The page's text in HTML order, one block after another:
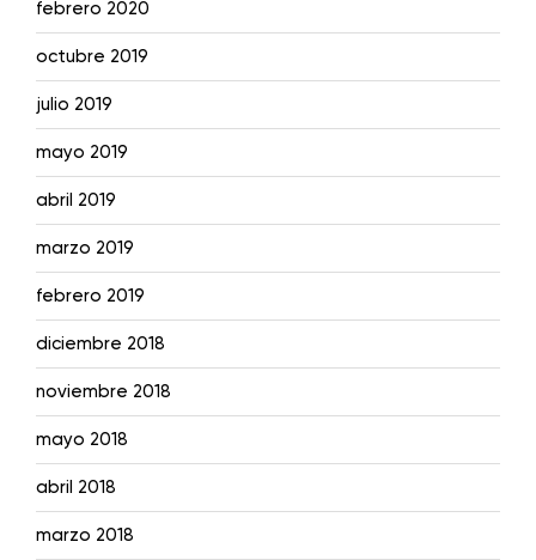
febrero 2020
octubre 2019
julio 2019
mayo 2019
abril 2019
marzo 2019
febrero 2019
diciembre 2018
noviembre 2018
mayo 2018
abril 2018
marzo 2018